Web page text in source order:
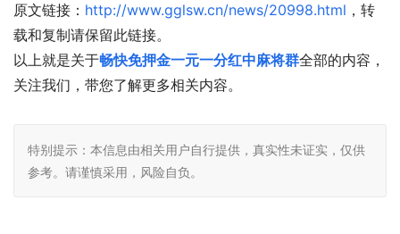
原文链接： http://www.gglsw.cn/news/20998.html ，转
载和复制请保留此链接。
以上就是关于畅快免押金一元一分红中麻将群全部的内容，
关注我们，带您了解更多相关内容。
特别提示：本信息由相关用户自行提供，真实性未证实，仅供
参考。请谨慎采用，风险自负。